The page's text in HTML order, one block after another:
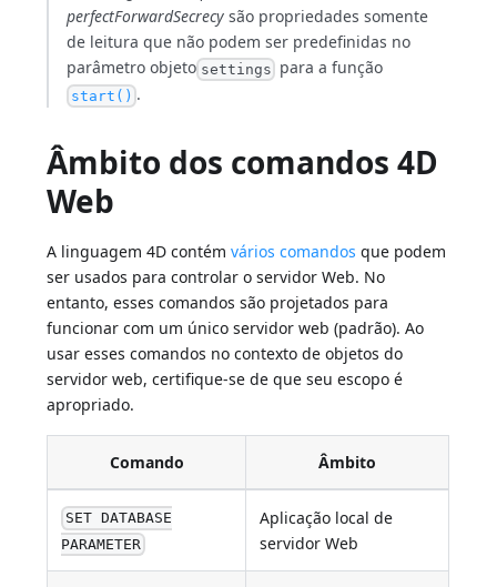
perfectForwardSecrecy são propriedades somente
de leitura que não podem ser predefinidas no
parâmetro objeto settings para a função
start() .
Âmbito dos comandos 4D
Web
A linguagem 4D contémvários comandos que podem
ser usados para controlar o servidor Web. No
entanto, esses comandos são projetados para
funcionar com um único servidor web (padrão). Ao
usar esses comandos no contexto de objetos do
servidor web, certifique-se de que seu escopo é
apropriado.
Comando Âmbito
SET DATABASE
PARAMETER
Aplicação local de
servidor Web